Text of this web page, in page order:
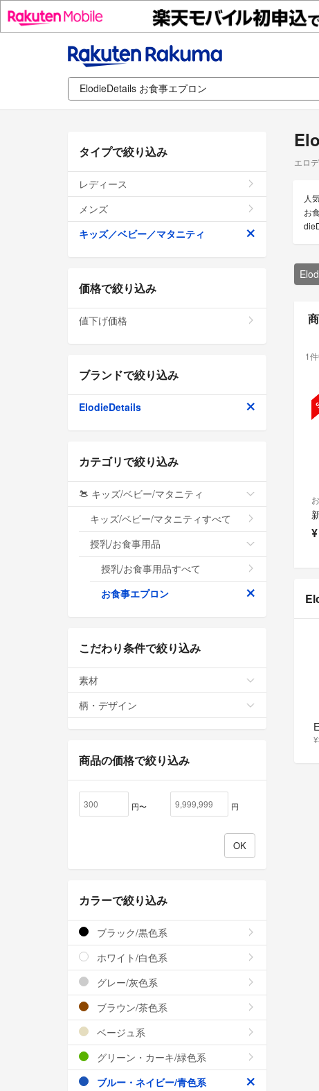
エロ
人
お
1
¥
タイプで絞り込み
レディース
メンズ
キッズ／ベビー／マタニティ
価格で絞り込み
値下げ価格
ブランドで絞り込み
ElodieDetails
カテゴリで絞り込み
キッズ/ベビー/マタニティ
キッズ/ベビー/マタニティすべて
授乳/お食事用品
授乳/お食事用品すべて
お食事エプロン
こだわり条件で絞り込み
素材
柄・デザイン
商品の価格で絞り込み
円〜 円
カラーで絞り込み
ブラック/黒色系
ホワイト/白色系
グレー/灰色系
ブラウン/茶色系
ベージュ系
グリーン・カーキ/緑色系
ブルー・ネイビー/青色系